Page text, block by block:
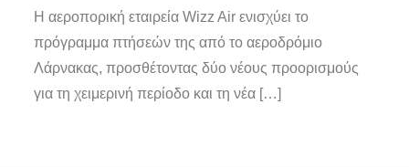
Η αεροπορική εταιρεία Wizz Air ενισχύει το
πρόγραμμα πτήσεών της από το αεροδρόμιο
Λάρνακας, προσθέτοντας δύο νέους προορισμούς
για τη χειμερινή περίοδο και τη νέα […]